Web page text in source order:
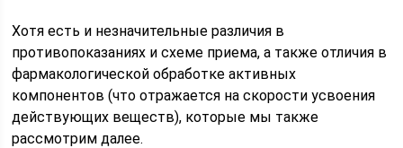
Хотя есть и незначительные различия в
противопоказаниях и схеме приема, а также отличия в
фармакологической обработке активных
компонентов (что отражается на скорости усвоения
действующих веществ), которые мы также
рассмотрим далее.